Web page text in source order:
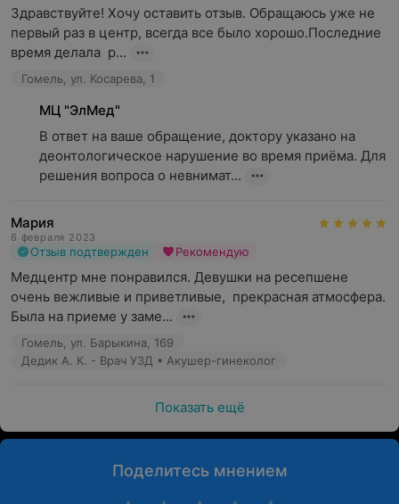
Здравствуйте! Хочу оставить отзыв. Обращаюсь уже не
первый раз в центр, всегда все было хорошо.Последние
время делала  р...
Гомель, ул. Косарева, 1
МЦ "ЭлМед"
В ответ на ваше обращение, доктору указано на
деонтологическое нарушение во время приёма. Для
решения вопроса о невнимат...
Мария
6 февраля 2023
Отзыв подтвержден Рекомендую
Медцентр мне понравился. Девушки на ресепшене
очень вежливые и приветливые,  прекрасная атмосфера.
Была на приеме у заме...
Гомель, ул. Барыкина, 169
Дедик А. К. - Врач УЗД • Акушер-гинеколог
Показать ещё
Поделитесь мнением